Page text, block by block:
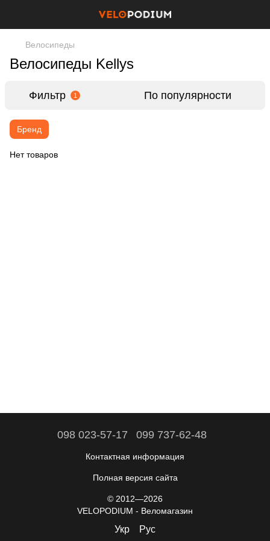
Велосипеды
Велосипеды Kellys
Фильтр 1 По популярности
Бренд
Нет товаров
098 023-57-17 099 737-62-48
Контактная информация
Полная версия сайта
© 2012—2026
VELOPODIUM - Веломагазин
Укр Рус